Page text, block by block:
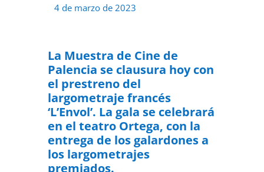
4 de marzo de 2023
La Muestra de Cine de
Palencia se clausura hoy con
el prestreno del
largometraje francés
‘L’Envol’. La gala se celebrará
en el teatro Ortega, con la
entrega de los galardones a
los largometrajes
premiados.